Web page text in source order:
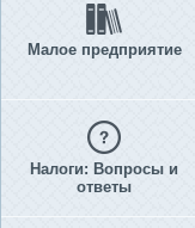
Малое предприятие
Налоги: Вопросы и
ответы